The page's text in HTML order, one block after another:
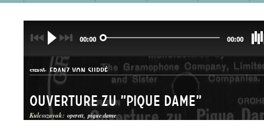
00:00 00:00
SZERZŐ: FRANZ VON SUPPÉ
Ouverture zu "Pique Dame"
Kulcsszavak: operett pique dame